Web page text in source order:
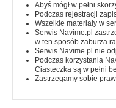
Abyś mógł w pełni
Podczas rejestracji
Wszelkie materiały w
Serwis Navime.pl
w ten sposób zaburza
Serwis Navime.pl nie
Podczas korzystania
Ciasteczka są w pełni
Zastrzegamy sobie